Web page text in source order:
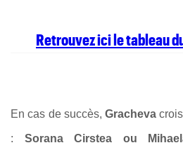
Retrouvez ici le tableau
En cas de succès, Gracheva
: Sorana Cirstea ou